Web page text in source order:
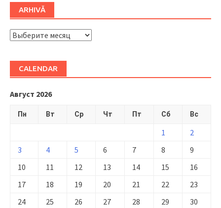
ARHIVĂ
ARHIVĂ
CALENDAR
Август 2026
Пн Вт Ср Чт Пт Сб Вс
1
2
3
4 5 6 7 8
9
10
11 12 13 14 15
16
17
18 19 20 21 22
23
24
25 26 27 28 29
30